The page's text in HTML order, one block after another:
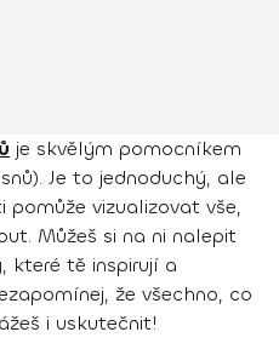
je skvělým pomocníkem
Je to jednoduchý, ale
pomůže vizualizovat vše,
Můžeš si na ni nalepit
které tě inspirují a
že všechno, co
i uskutečnit!